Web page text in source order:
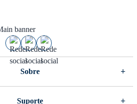
Sobre
Suporte